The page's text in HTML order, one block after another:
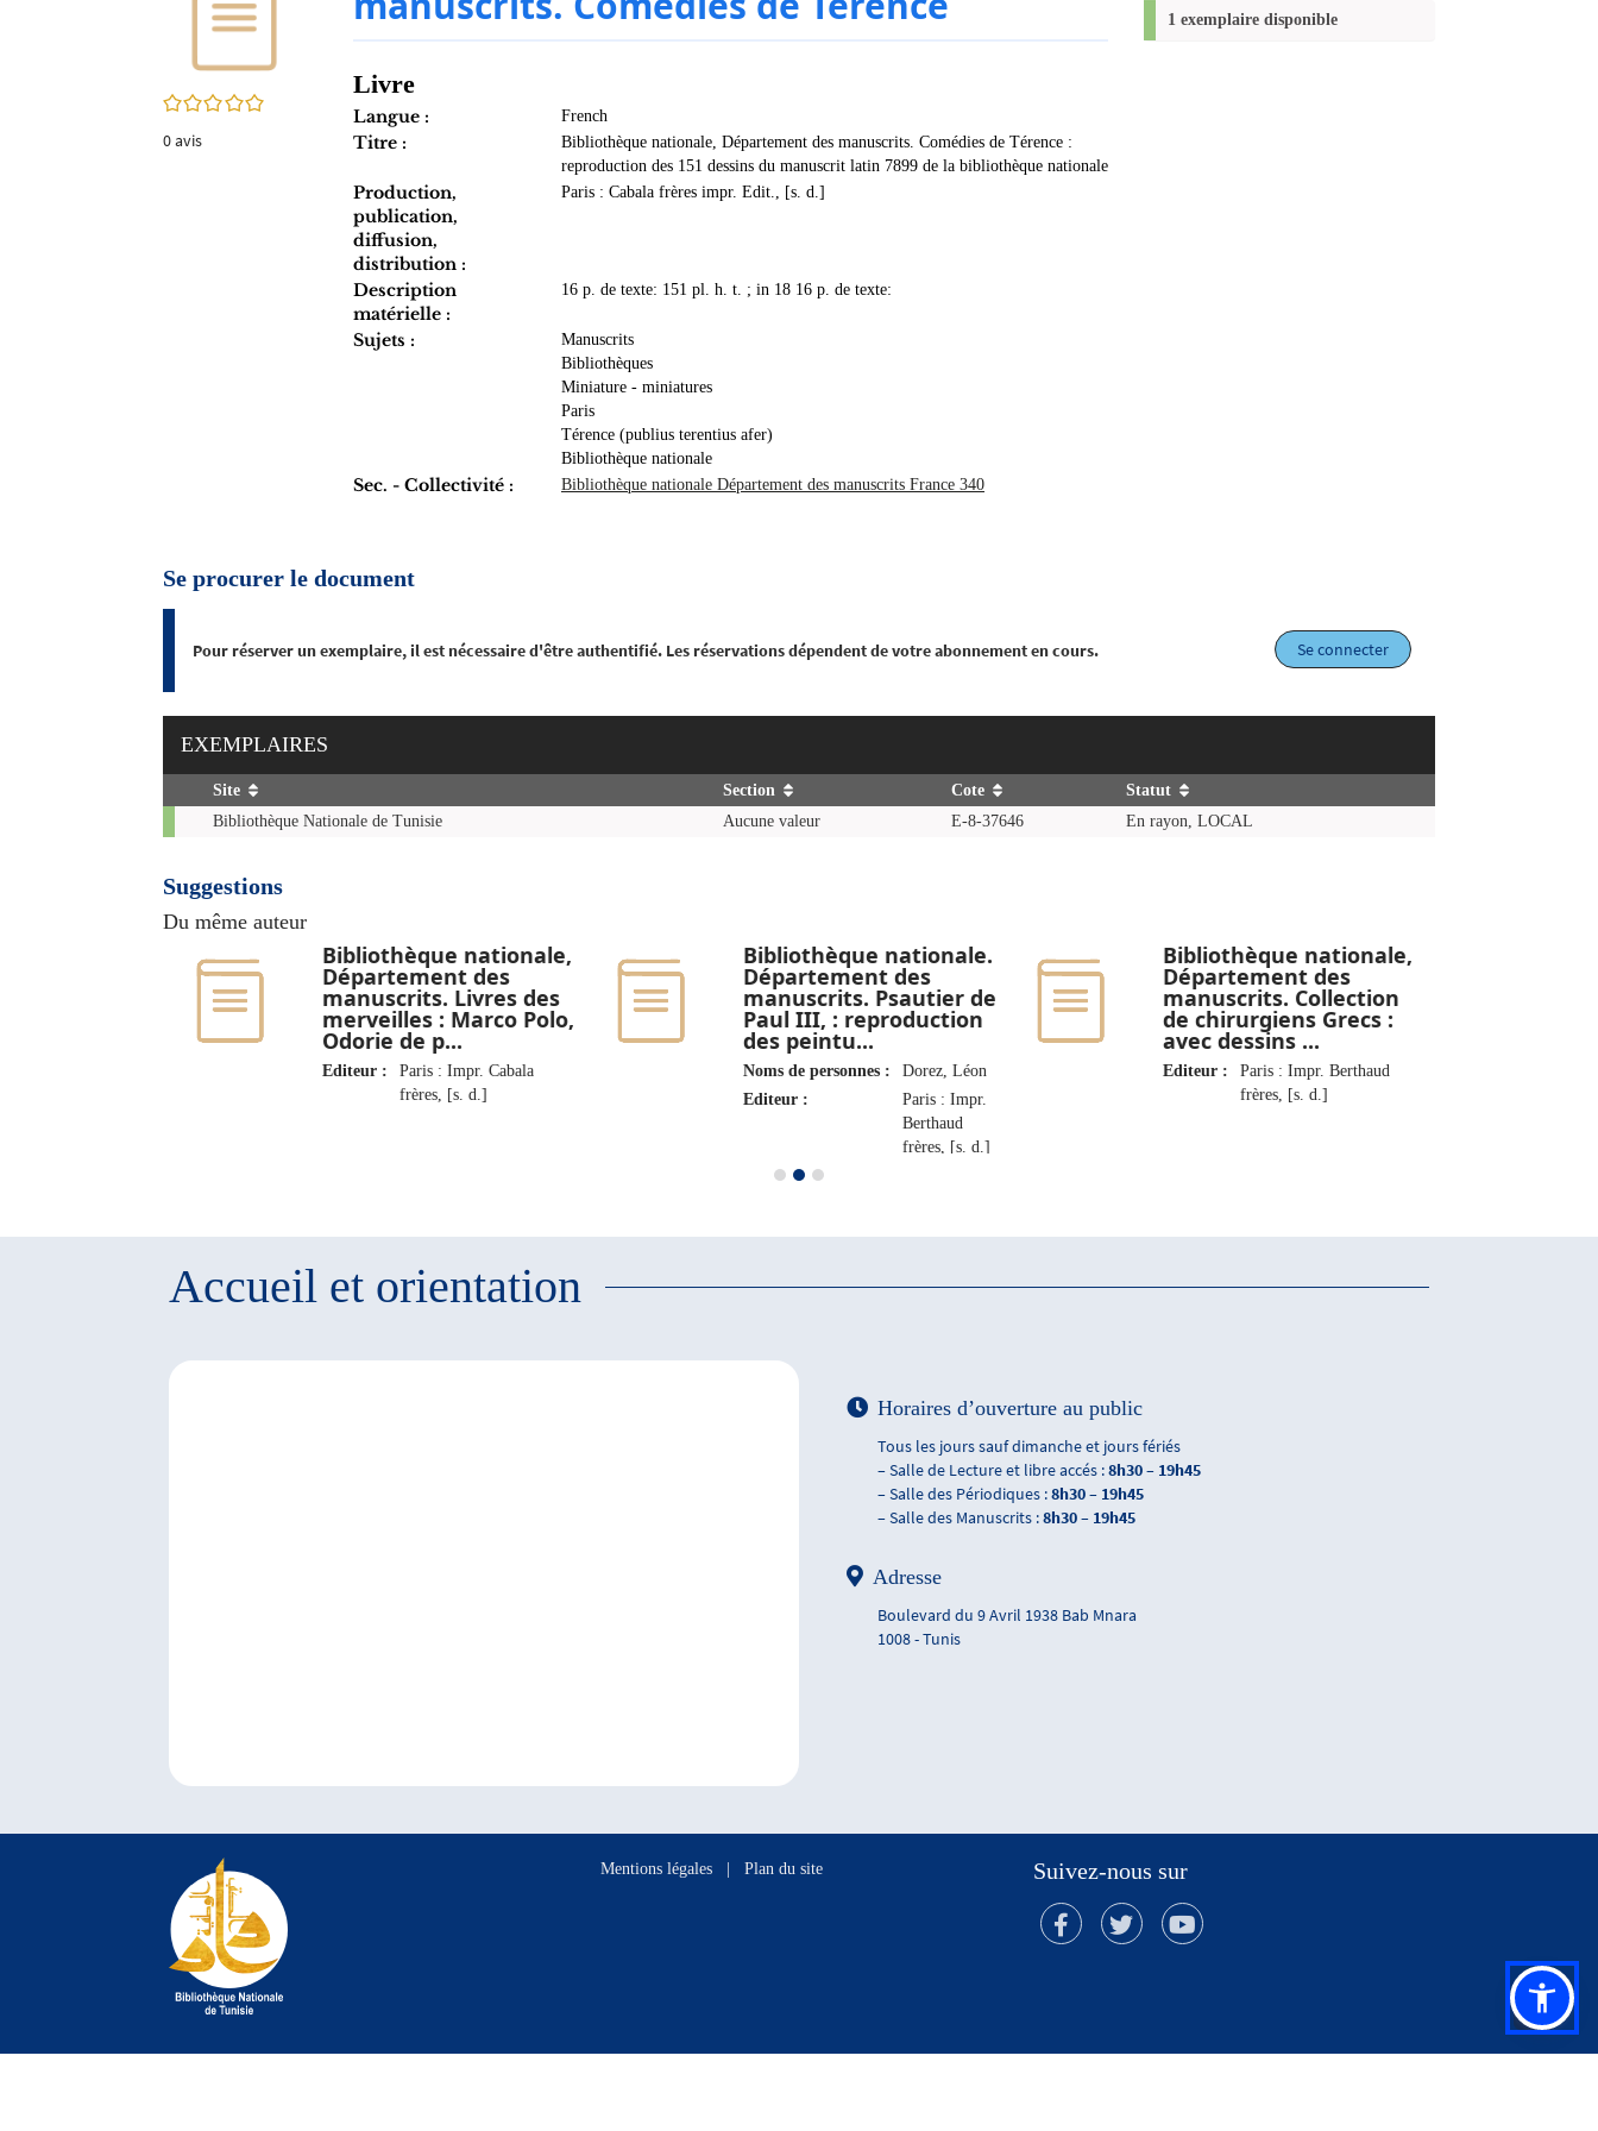
0/5
0avis
Livre
Langue : French
Titre :
Bibliothèque nationale, Département des manuscrits. Comédies de Térence :
reproduction des 151 dessins du manuscrit latin 7899 de la bibliothèque nationale
Production,
publication,
diffusion,
distribution :
Paris : Cabala frères impr. Edit., [s. d.]
Description
matérielle :
16 p. de texte: 151 pl. h. t. ; in 18 16 p. de texte:
Sujets :
Manuscrits
Bibliothèques
Miniature - miniatures
Paris
Térence (publius terentius afer)
Bibliothèque nationale
Sec. - Collectivité : Bibliothèque nationale Département des manuscrits France 340
1 exemplaire disponible
Se procurer le document
Pour réserver un exemplaire, il est nécessaire d'être authentifié. Les réservations dépendent de votre abonnement en cours. Se connecter
EXEMPLAIRES
Exemplaires
Site Section Cote
Statut
Bibliothèque Nationale de Tunisie
Aucune valeur E-8-37646 En rayon, LOCAL
Suggestions
Du même auteur
Bibliothèque nationale.
Département des
manuscrits. Psautier de
Paul III, : reproduction
des peintu...
Noms de personnes :
Dorez, Léon
Editeur :
Paris : Impr.
Berthaud
frères, [s. d.]
Bibliothèque nationale,
Département des
manuscrits. Collection
de chirurgiens Grecs :
avec dessins ...
Editeur :
Paris : Impr. Berthaud
frères, [s. d.]
Bibliothèque nationale,
Département des
manuscrits. Livres des
merveilles : Marco Polo,
Odorie de p...
Editeur :
Paris : Impr. Cabala
frères, [s. d.]
Accueil et orientation
Horaires d’ouverture au public
Tous les jours sauf dimanche et jours fériés
– Salle de Lecture et libre accés :8h30 – 19h45
– Salle des Périodiques :8h30 – 19h45
– Salle des Manuscrits :8h30 – 19h45
Adresse
Boulevard du 9 Avril 1938 Bab Mnara
1008 - Tunis
Mentions légales Plan du site Suivez-nous sur